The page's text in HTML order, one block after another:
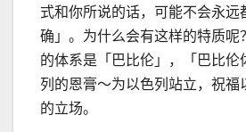
式和你所说的话，可能不会永远
确」。为什么会有这样的特质
的体系是「巴比伦」，「巴比伦
列的恩膏～为以色列站立，祝福
的立场。